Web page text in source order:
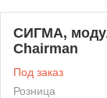
СИГМА,
Chairman
Под заказ
Розница